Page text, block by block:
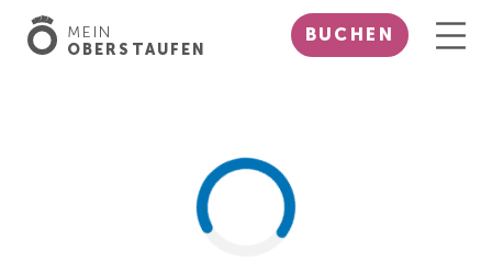
MEIN
OBERSTAUFEN
BUCHEN